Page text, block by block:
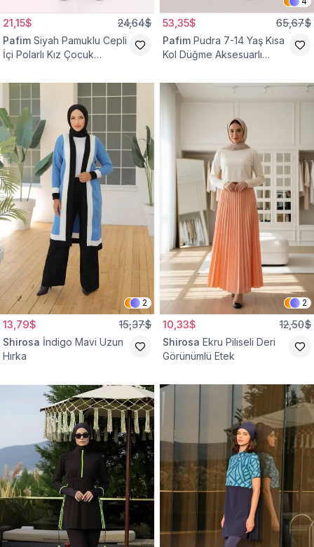
21,15$ 24,64$
Pafim Siyah Pamuklu Cepli
İçi Polarlı Kız Çocuk
53,35$ 65,67$
Pafim Pudra 7-14 Yaş Kısa
Kol Düğme Aksesuarlı
2
13,79$ 15,37$
Shirosa İndigo Mavi Uzun
Hırka
2
10,33$ 12,50$
Shirosa Ekru Piliseli Deri
Görünümlü Etek